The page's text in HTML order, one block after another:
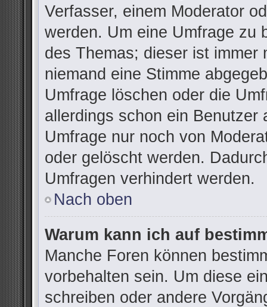
Verfasser, einem Moderator
werden. Um eine Umfrage zu
des Themas; dieser ist immer
niemand eine Stimme
Umfrage löschen oder die
allerdings schon ein Benutzer
Umfrage nur noch von
oder gelöscht werden.
Umfragen verhindert werden.
Nach oben
Warum kann ich auf
Manche Foren können
vorbehalten sein. Um diese
schreiben oder andere